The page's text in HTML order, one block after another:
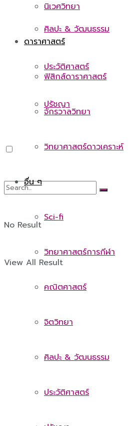
ศิลปะ & วัฒนธรรม
ประวัติศาสตร์
ปรัชญา
No Result
View All Result
นิเวศวิทยา
ดาราศาสตร์
ฟิสิกส์ดาราศาสตร์
จักรวาลวิทยา
วิทยาศาสตร์ดาวเคราะห์
อื่น ๆ
Sci-fi
วิทยาศาสตร์การกีฬา
คณิตศาสตร์
จิตวิทยา
ศิลปะ & วัฒนธรรม
ประวัติศาสตร์